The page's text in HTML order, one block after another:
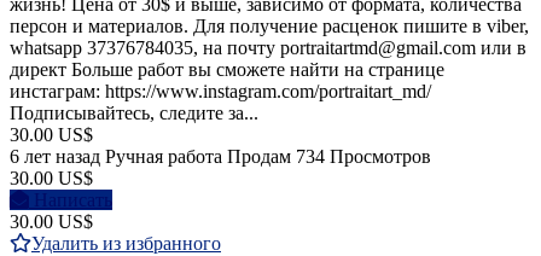
жизнь! Цена от 30$ и выше, зависимо от формата, количества
персон и материалов. Для получение расценок пишите в viber,
whatsapp 37376784035, на почту portraitartmd@gmail.com или в
директ Больше работ вы сможете найти на странице
инстаграм: https://www.instagram.com/portraitart_md/
Подписывайтесь, следите за...
30.00 US$
6 лет назад Ручная работа Продам 734 Просмотров
30.00 US$
Написать
30.00 US$
Удалить из избранного